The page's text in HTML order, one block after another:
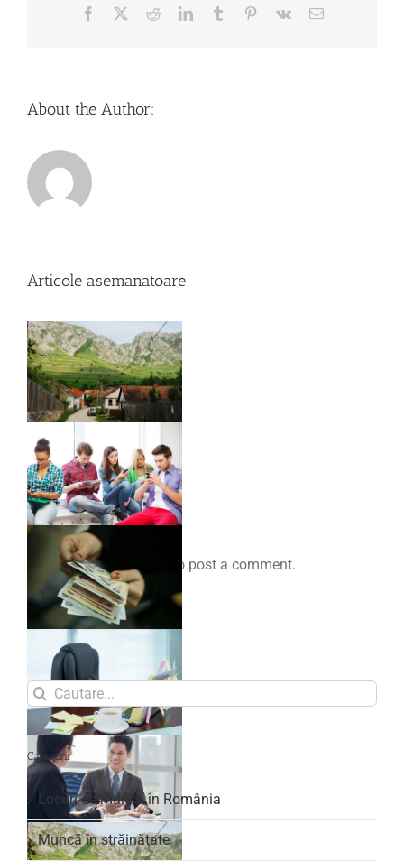
Facebook RedditLinkedInTumblr Pinterest
Vk Email
About the Author:
Articole asemanatoare
Comenteaza
You must be to post a comment.
Search
for:
Categorii
Locuri de muncă în România
Muncă în străinătate